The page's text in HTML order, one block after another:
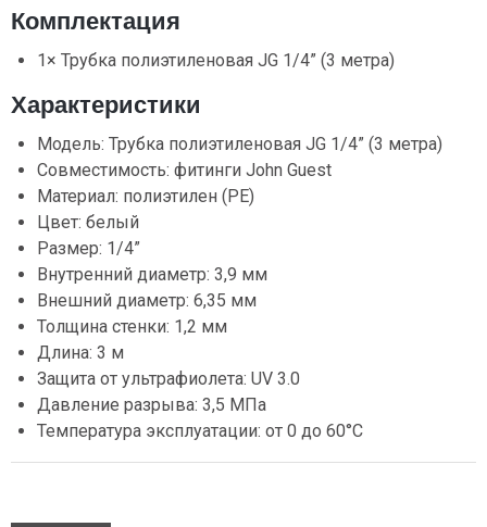
Комплектация
1× Трубка полиэтиленовая JG 1/4” (3 метра)
Характеристики
Модель: Трубка полиэтиленовая JG 1/4” (3 метра)
Совместимость: фитинги John Guest
Материал: полиэтилен (PE)
Цвет: белый
Размер: 1/4”
Внутренний диаметр: 3,9 мм
Внешний диаметр: 6,35 мм
Толщина стенки: 1,2 мм
Длина: 3 м
Защита от ультрафиолета: UV 3.0
Давление разрыва: 3,5 МПа
Температура эксплуатации: от 0 до 60°C